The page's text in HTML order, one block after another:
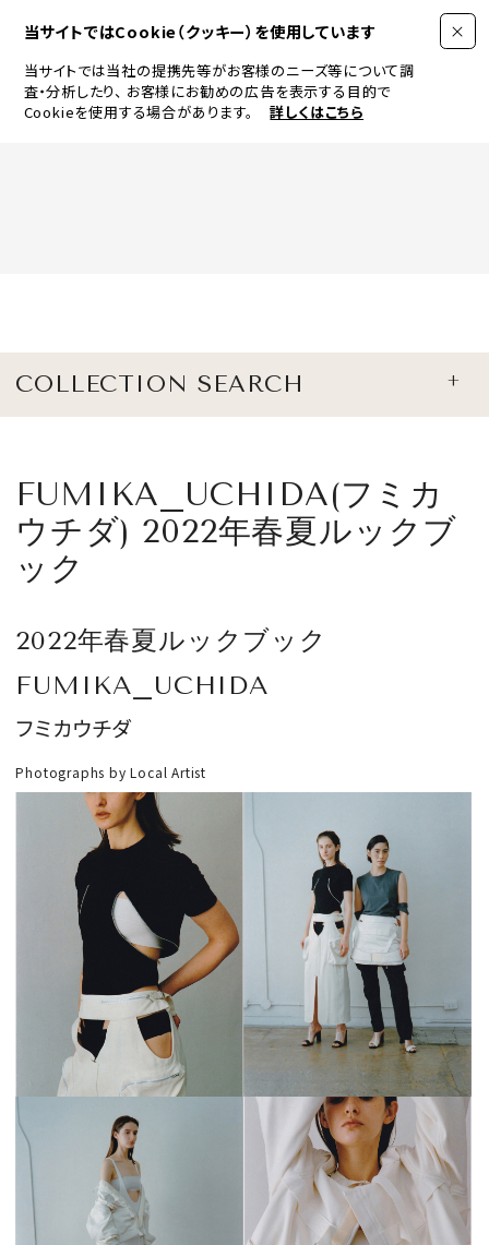
当サイトではCookie（クッキー）を使用しています
当サイトでは当社の提携先等がお客様のニーズ等について調
査・分析したり、 お客様にお勧めの広告を表示する目的で
Cookieを使用する場合があります。
詳しくはこちら
JEWELRY & WATCH
CULTURE
CELEBRITY
COLLECTION
WEDDING
FORTUNE
MAGAZINE
会員登録
Log in or Sign up
SPUR読者のためのメンバーシッププログラム
「The SPUR Club」。
便利な機能と特典を無料で楽し
めます。
ログイン・新規会員登録
COLLECTION SEARCH
FUMIKA_UCHIDA(フミカ
ウチダ) 2022年春夏ルックブ
ック
2022年春夏ルックブック
FUMIKA_UCHIDA
フミカウチダ
Photographs by Local Artist